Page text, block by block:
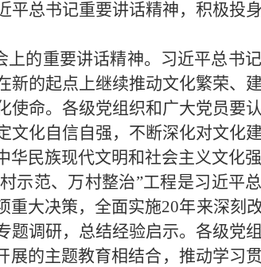
平总书记重要讲话精神，积极投
的重要讲话精神。习近平总书记
新的起点上继续推动文化繁荣、
使命。各级党组织和广大党员要
文化自信自强，不断深化对文化
民族现代文明和社会主义文化强
示范、万村整治”工程是习近平
重大决策，全面实施20年来深刻
题调研，总结经验启示。各级党
展的主题教育相结合，推动学习